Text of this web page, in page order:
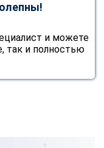
и можете
так и полностью